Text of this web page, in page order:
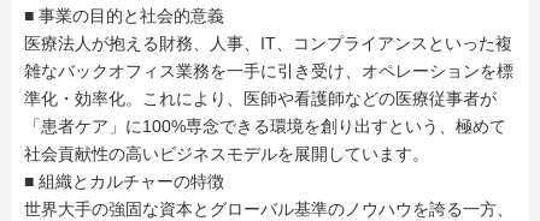
■ 事業の目的と社会的意義
医療法人が抱える財務、人事、IT、コンプライアンスといった複
雑なバックオフィス業務を一手に引き受け、オペレーションを標
準化・効率化。これにより、医師や看護師などの医療従事者が
「患者ケア」に100%専念できる環境を創り出すという、極めて
社会貢献性の高いビジネスモデルを展開しています。
■ 組織とカルチャーの特徴
世界大手の強固な資本とグローバル基準のノウハウを誇る一方、